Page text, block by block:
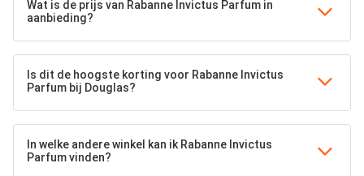
Wat is de prijs van Rabanne Invictus Parfum in
aanbieding?
Is dit de hoogste korting voor Rabanne Invictus
Parfum bij Douglas?
In welke andere winkel kan ik Rabanne Invictus
Parfum vinden?